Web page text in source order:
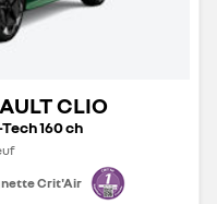
CLIO
160 ch
Crit'Air